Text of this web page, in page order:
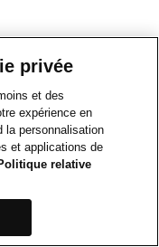
privée
et des
expérience en
la personnalisation
et applications de
relative